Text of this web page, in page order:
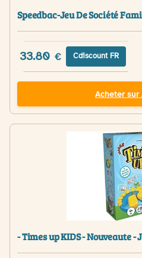
Speedbac-Jeu De Société
33.80 € Cdiscount FR
Acheter sur
- Times up KIDS - Nouveaute -